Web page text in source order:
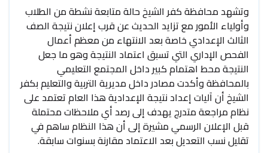
وتشهد محافظة كفر الشيخ حالة متابعة نشطة من الطلاب
وأولياء الأمور مع تزايد الحديث عن قرب إعلان نتيجة الصف
الثالث الإعدادي خاصة بعد الانتهاء من معظم أعمال
الفحص الإداري التي تسبق اعتماد النتيجة وهو ما جعل
النتيجة محط اهتمام كبير داخل المجتمع التعليمي
بالمحافظة وأكدت مصادر داخل مديرية التربية والتعليم بكفر
الشيخ أن آليات إعداد نتيجة الإعدادية هذا العام تعتمد على
نظام مراجعة متدرج يهدف إلى رصد أي ملاحظات محتملة
قبل الإعلان الرسمي مشيرة إلى أن هذا النظام ساهم في
تقليل نسب التعديل بعد الاعتماد مقارنة بسنوات سابقة.